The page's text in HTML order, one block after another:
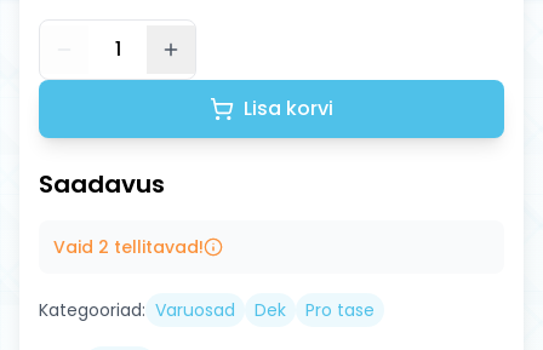
1
Lisa korvi
Saadavus
Vaid 2 tellitavad!
Kategooriad: Varuosad Dek Pro tase